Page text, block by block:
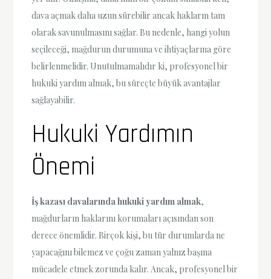
dava açmak daha uzun sürebilir ancak hakların tam
olarak savunulmasını sağlar. Bu nedenle, hangi yolun
seçileceği, mağdurun durumuna ve ihtiyaçlarına göre
belirlenmelidir. Unutulmamalıdır ki, profesyonel bir
hukuki yardım almak, bu süreçte büyük avantajlar
sağlayabilir.
Hukuki Yardımın
Önemi
İş kazası davalarında hukuki yardım almak,
mağdurların haklarını korumaları açısından son
derece önemlidir. Birçok kişi, bu tür durumlarda ne
yapacağını bilemez ve çoğu zaman yalnız başına
mücadele etmek zorunda kalır. Ancak, profesyonel bir